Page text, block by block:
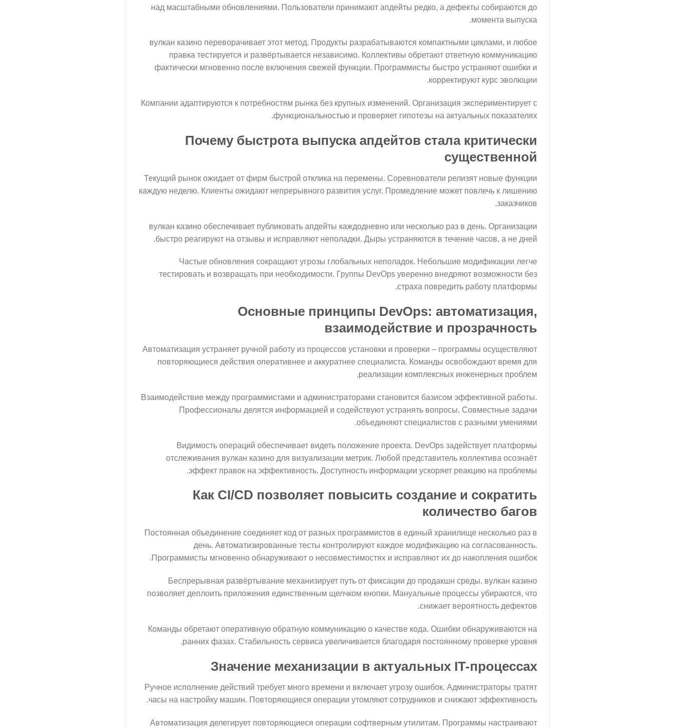
над масштабными обновлениями. Пользователи принимают апдейты редко, а дефекты собираются до
момента выпуска.
вулкан казино переворачивает этот метод. Продукты разрабатываются компактными циклами, и любое
правка тестируется и развёртывается независимо. Коллективы обретают ответную коммуникацию
фактически мгновенно после включения свежей функции. Программисты быстро устраняют ошибки и
корректируют курс эволюции.
Компании адаптируются к потребностям рынка без крупных изменений. Организация экспериментирует с
функциональностью и проверяет гипотезы на актуальных показателях.
Почему быстрота выпуска апдейтов стала критически
существенной
Текущий рынок ожидает от фирм быстрой отклика на перемены. Соревнователи релизят новые функции
каждую неделю. Клиенты ожидают непрерывного развития услуг. Промедление может повлечь к лишению
заказчиков.
вулкан казино обеспечивает публиковать апдейты каждодневно или несколько раз в день. Организации
быстро реагируют на отзывы и исправляют неполадки. Дыры устраняются в течение часов, а не дней.
Частые обновления сокращают угрозы глобальных неполадок. Небольшие модификации легче
тестировать и возвращать при необходимости. Группы DevOps уверенно внедряют возможности без
страха повредить работу платформы.
Основные принципы DevOps: автоматизация,
взаимодействие и прозрачность
Автоматизация устраняет ручной работу из процессов установки и проверки – программы осуществляют
повторяющиеся действия оперативнее и аккуратнее специалиста. Команды освобождают время для
реализации комплексных инженерных проблем.
Взаимодействие между программистами и администраторами становится базисом эффективной работы.
Профессионалы делятся информацией и содействуют устранять вопросы. Совместные задачи
объединяют специалистов с разными умениями.
Видимость операций обеспечивает видеть положение проекта. DevOps задействует платформы
отслеживания вулкан казино для визуализации метрик. Любой представитель коллектива осознаёт
эффект правок на эффективность. Доступность информации ускоряет реакцию на проблемы.
Как CI/CD позволяет повысить создание и сократить
количество багов
Постоянная объединение соединяет код от разных программистов в единый хранилище несколько раз в
день. Автоматизированные тесты контролируют каждое модификацию на согласованность.
Программисты мгновенно обнаруживают о несовместимостях и исправляют их до накопления ошибок.
Беспрерывная развёртывание механизирует путь от фиксации до продакшн среды. вулкан казино
позволяет деплоить приложения единственным щелчком кнопки. Мануальные процессы убираются, что
снижает вероятность дефектов.
Команды обретают оперативную обратную коммуникацию о качестве кода. Ошибки обнаруживаются на
ранних фазах. Стабильность сервиса увеличивается благодаря постоянному проверке уровня.
Значение механизации в актуальных IT-процессах
Ручное исполнение действий требует много времени и включает угрозу ошибок. Администраторы тратят
часы на настройку машин. Повторяющиеся операции утомляют сотрудников и снижают эффективность.
Автоматизация делегирует повторяющиеся операции софтверным утилитам. Программы настраивают